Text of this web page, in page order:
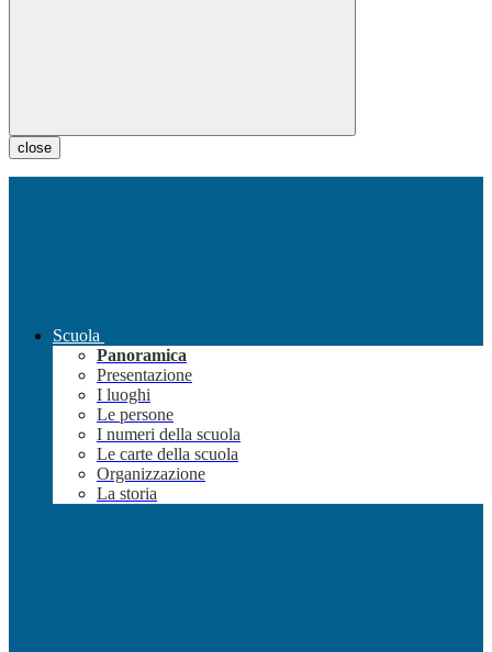
close
Scuola
Panoramica
Presentazione
I luoghi
Le persone
I numeri della scuola
Le carte della scuola
Organizzazione
La storia